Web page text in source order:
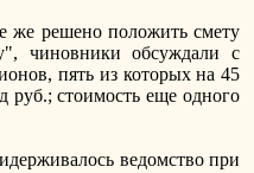
же решено положить смету
чиновники обсуждали с
пять из которых на 45
руб.; стоимость еще одного
ведомство при